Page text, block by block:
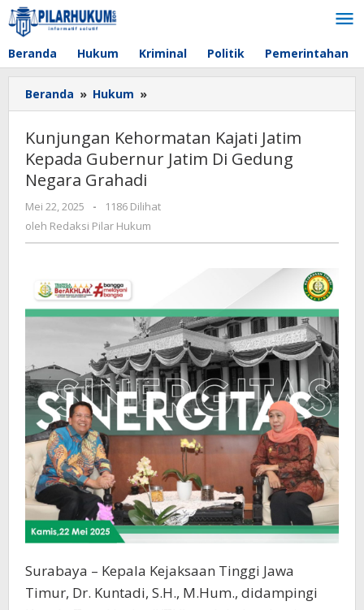
Lewati
ke
konten
Beranda Hukum Kriminal Politik Pemerintahan
Beranda » Hukum »
Kehormatan
Jatim
Kepada
Di
Gedung
Negara
Kunjungan Kehormatan Kajati Jatim
Kepada Gubernur Jatim Di Gedung
Negara Grahadi
Mei 22, 2025
oleh
Redaksi
-
1186 Dilihat
oleh Redaksi Pilar Hukum
Surabaya – Kepala Kejaksaan Tinggi Jawa
Timur, Dr. Kuntadi, S.H., M.Hum., didampingi